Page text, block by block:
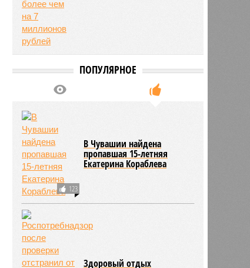
ПОПУЛЯРНОЕ
123
В Чувашии найдена
пропавшая 15-летняя
Екатерина Кораблева
Здоровый отдых